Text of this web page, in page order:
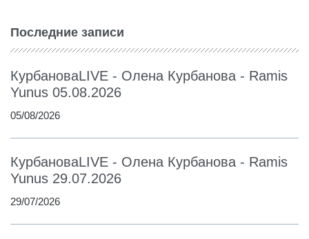
Последние записи
КурбановаLIVE - Олена Курбанова - Ramis
Yunus 05.08.2026
05/08/2026
КурбановаLIVE - Олена Курбанова - Ramis
Yunus 29.07.2026
29/07/2026